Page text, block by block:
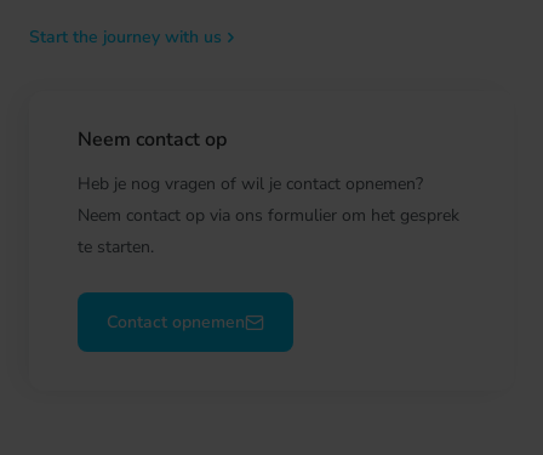
Start the journey with us
Neem contact op
Heb je nog vragen of wil je contact opnemen?
Neem contact op via ons formulier om het gesprek
te starten.
Contact opnemen